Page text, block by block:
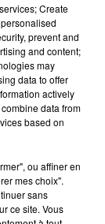
Gomez et
single
Create
prevent and
and content;
may
data to offer
actively
data from
based on
ou affiner en
mes choix".
sans
ce site. Vous